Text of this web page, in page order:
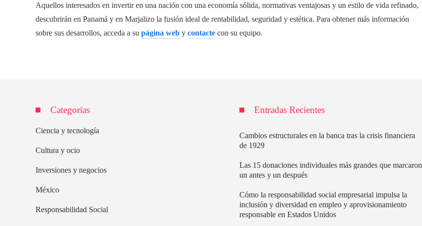
Aquellos interesados en invertir en una nación con una economía sólida, normativas ventajosas y un estilo de vida refinado,
descubrirán en Panamá y en Marjalizo la fusión ideal de rentabilidad, seguridad y estética. Para obtener más información
sobre sus desarrollos, acceda a su página web y contacte con su equipo.
Categorías
Ciencia y tecnología
Cultura y ocio
Inversiones y negocios
México
Responsabilidad Social
Entradas Recientes
Cambios estructurales en la banca tras la crisis financiera
de 1929
Las 15 donaciones individuales más grandes que marcaron
un antes y un después
Cómo la responsabilidad social empresarial impulsa la
inclusión y diversidad en empleo y aprovisionamiento
responsable en Estados Unidos